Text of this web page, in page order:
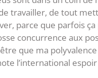
travailler, de tout
parce que parfois
concurrence aux
que ma polyvalence
l’international